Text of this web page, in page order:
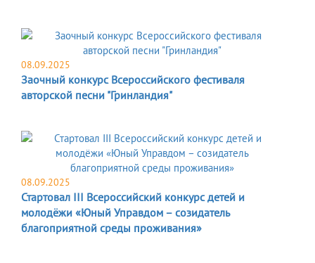
08.09.2025
Заочный конкурс Всероссийского фестиваля
авторской песни "Гринландия"
08.09.2025
Стартовал III Всероссийский конкурс детей и
молодёжи «Юный Управдом – созидатель
благоприятной среды проживания»